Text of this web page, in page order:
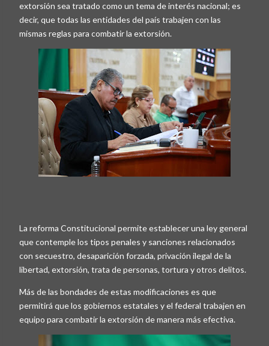
extorsión sea tratado como un tema de interés nacional; es
decir, que todas las entidades del país trabajen con las
mismas reglas para combatir la extorsión.
La reforma Constitucional permite establecer una ley general
que contemple los tipos penales y sanciones relacionados
con secuestro, desaparición forzada, privación ilegal de la
libertad, extorsión, trata de personas, tortura y otros delitos.
Más de las bondades de estas modificaciones es que
permitirá que los gobiernos estatales y el federal trabajen en
equipo para combatir la extorsión de manera más efectiva.